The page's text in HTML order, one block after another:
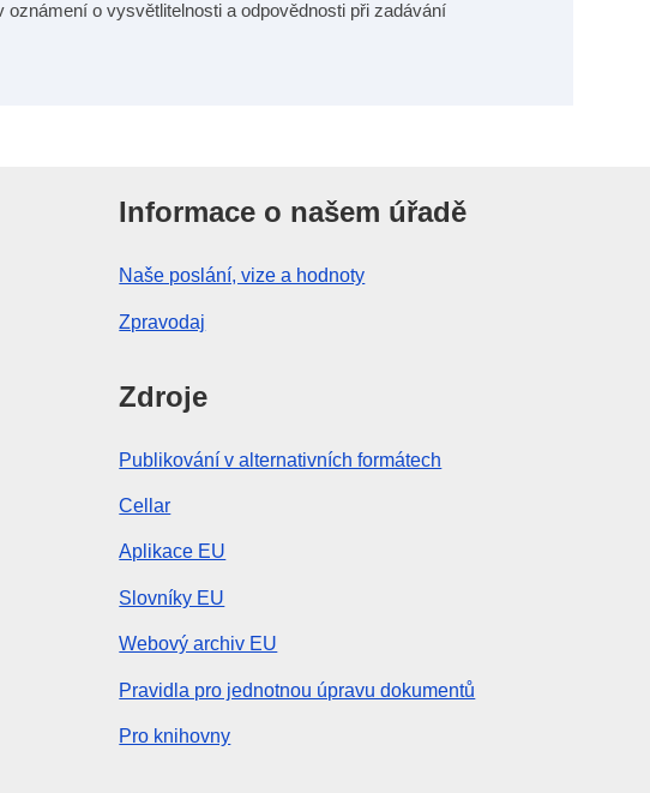
o vysvětlitelnosti a odpovědnosti při zadávání
Informace o našem úřadě
Naše poslání, vize a hodnoty
Zpravodaj
Zdroje
Publikování v alternativních formátech
Cellar
Aplikace EU
Slovníky EU
Webový archiv EU
Pravidla pro jednotnou úpravu dokumentů
Pro knihovny